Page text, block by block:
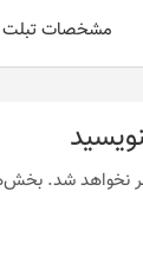
مشخصات تبلت
نخواهد شد.